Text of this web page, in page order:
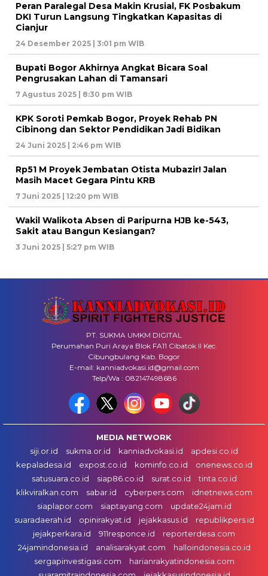
Peran Paralegal Desa Makin Krusial, FK Posbakum
DKI Turun Langsung Tingkatkan Kapasitas di
Cianjur
24 Desember 2025 | 3:01 pm WIB
Bupati Bogor Akhirnya Angkat Bicara Soal
Pengrusakan Lahan di Tamansari
7 Agustus 2025 | 8:30 pm WIB
KPK Soroti Pemkab Bogor, Proyek Rehab PN
Cibinong dan Sektor Pendidikan Jadi Bidikan
24 Juni 2025 | 2:46 pm WIB
Rp51 M Proyek Jembatan Otista Mubazir! Jalan
Masih Macet Gegara Pintu KRB
7 Juni 2025 | 12:20 pm WIB
Wakil Walikota Absen di Paripurna HJB ke-543,
Sakit atau Bangun Kesiangan?
3 Juni 2025 | 5:27 pm WIB
PT. SUKMA UMKM DIGITAL
Perumahan Puri Araya Blok FA11 Cibatok II Kec.
Cibungbulang Kab. Bogor
E-mail: kanniadvokasi.id@gmail.com
Telp/Wa : 082147498686
MEDIA NETWORK
siji.or.id
sukma.or.id kanniadvokasi.id
apdesi.co.id
kepaladesa.id
expost.co.id kominfo.co.id
onenews.co.id
satusuara.co.id
siap86.co.id surat.co.id
tinta.co.id
klikviralkan.com
sabar.id cyberpers.com
idnetnews.com
siaplapor.com
siaptayang.com
update24jam.id
suaradaerah.id
opinirakyat.id jejakkasus.id
republikpers.id
jejakperkara.id
911responce.id
reporterdesa.com
24jamindonesia.id
analisarakyat.com
halloindonesia.co.id
sergapinvestigasi.com
harianrakyatindonesia.com